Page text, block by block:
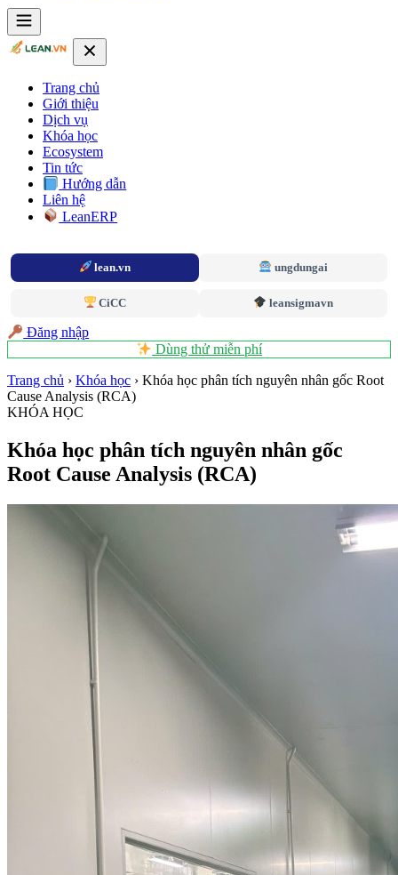
Trang chủ
Giới thiệu
Dịch vụ
Khóa học
Ecosystem
Tin tức
Hướng dẫn
Liên hệ
LeanERP
lean.vn ungdungai
CiCC leansigmavn
Đăng nhập
Dùng thử miễn phí
Trang chủ › Khóa học › Khóa học phân tích nguyên nhân gốc Root
Cause Analysis (RCA)
KHÓA HỌC
Khóa học phân tích nguyên nhân gốc
Root Cause Analysis (RCA)